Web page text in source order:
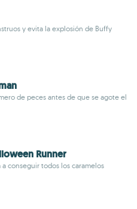
y evita la explosión de Buffy
de peces antes de que se agote el
Runner
conseguir todos los caramelos